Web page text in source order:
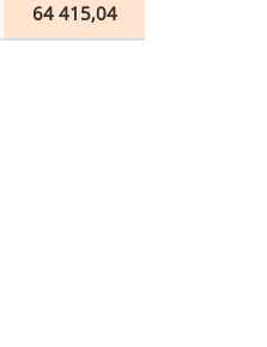
64 415,04